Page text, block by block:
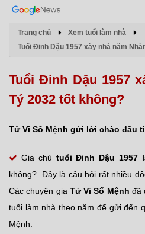
Trang chủ
Xem tuổi làm nhà
Tuổi Đinh Dậu 1957 xây nhà năm
Tuổi Đinh Dậu 1957
Tý 2032 tốt không?
Tử Vi Số Mệnh gửi lời chào đầu
Gia chủ tuổi Đinh Dậu 1957
không?. Đây là câu hỏi rất nhiều
Các chuyên gia Tử Vi Số Mệnh đã
tuổi làm nhà theo năm để gửi đến
Mệnh.